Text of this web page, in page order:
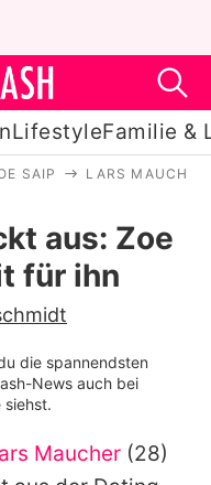
LifestyleFamilie &
SAIP LARS
aus: Zoe
für ihn
die spannendsten
News auch bei
siehst.
Maucher (28)